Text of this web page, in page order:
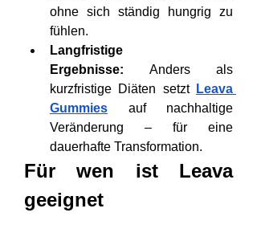
ohne sich ständig hungrig zu
fühlen.
Langfristige
Ergebnisse: Anders als
kurzfristige Diäten setzt Leava
Gummies auf nachhaltige
Veränderung – für eine
dauerhafte Transformation.
Für wen ist Leava
geeignet